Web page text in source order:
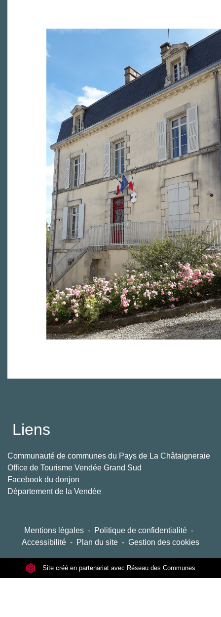
Liens
Communauté de communes du Pays de La Châtaigneraie
Office de Tourisme Vendée Grand Sud
Facebook du donjon
Département de la Vendée
Mentions légales - Politique de confidentialité -
Accessibilité - Plan du site - Gestion des cookies
Site créé en partenariat avec Réseau des Communes